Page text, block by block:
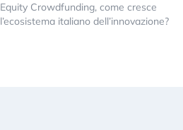
Equity Crowdfunding, come cresce
l’ecosistema italiano dell’innovazione?